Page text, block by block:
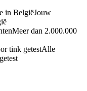
Jouw
Meer dan 2.000.000
Alle